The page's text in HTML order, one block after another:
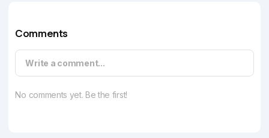
Comments
Write a comment...
No comments yet. Be the first!